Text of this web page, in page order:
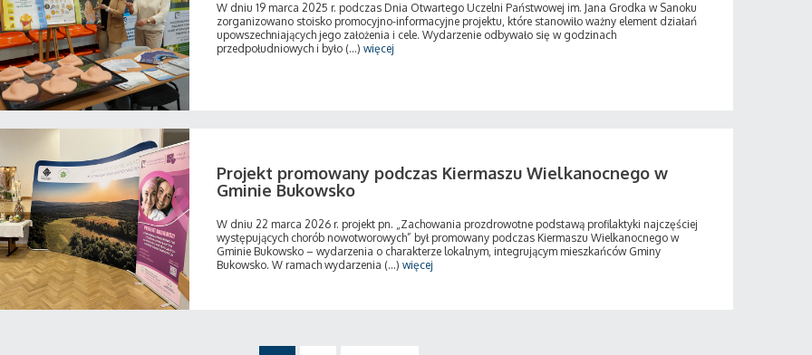
W dniu 19 marca 2025 r. podczas Dnia Otwartego Uczelni Państwowej im. Jana Grodka w Sanoku
zorganizowano stoisko promocyjno-informacyjne projektu, które stanowiło ważny element działań
upowszechniających jego założenia i cele. Wydarzenie odbywało się w godzinach
przedpołudniowych i było (...) więcej
Projekt promowany podczas Kiermaszu Wielkanocnego w
Gminie Bukowsko
W dniu 22 marca 2026 r. projekt pn. „Zachowania prozdrowotne podstawą profilaktyki najczęściej
występujących chorób nowotworowych” był promowany podczas Kiermaszu Wielkanocnego w
Gminie Bukowsko – wydarzenia o charakterze lokalnym, integrującym mieszkańców Gminy
Bukowsko. W ramach wydarzenia (...) więcej